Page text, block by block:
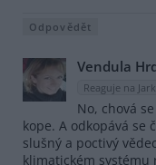
Odpovědět
Vendula
Reaguje na
No, chová
kope. A odkopává
slušný a poctivý
klimatickém systému